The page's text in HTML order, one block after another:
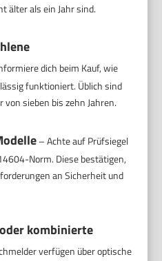
älter als ein Jahr sind.
dich beim Kauf, wie
funktioniert. Üblich sind
sieben bis zehn Jahren.
– Achte auf Prüfsiegel
Norm. Diese bestätigen,
an Sicherheit und
kombinierte
verfügen über optische